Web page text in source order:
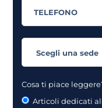
Cosa ti piace
Articoli dedicati